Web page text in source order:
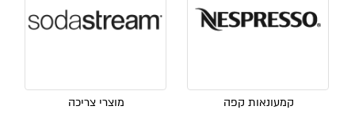
קמעונאות קפה מוצרי צריכה